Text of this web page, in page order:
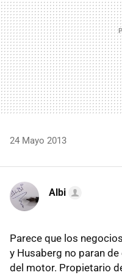
24 Mayo 2013
Albi
Parece que los
y Husaberg no paran
del motor. Propietario